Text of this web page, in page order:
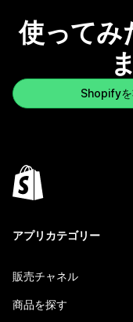
使ってみ
Shopifyを
アプリカテゴリー
販売チャネル
商品を探す